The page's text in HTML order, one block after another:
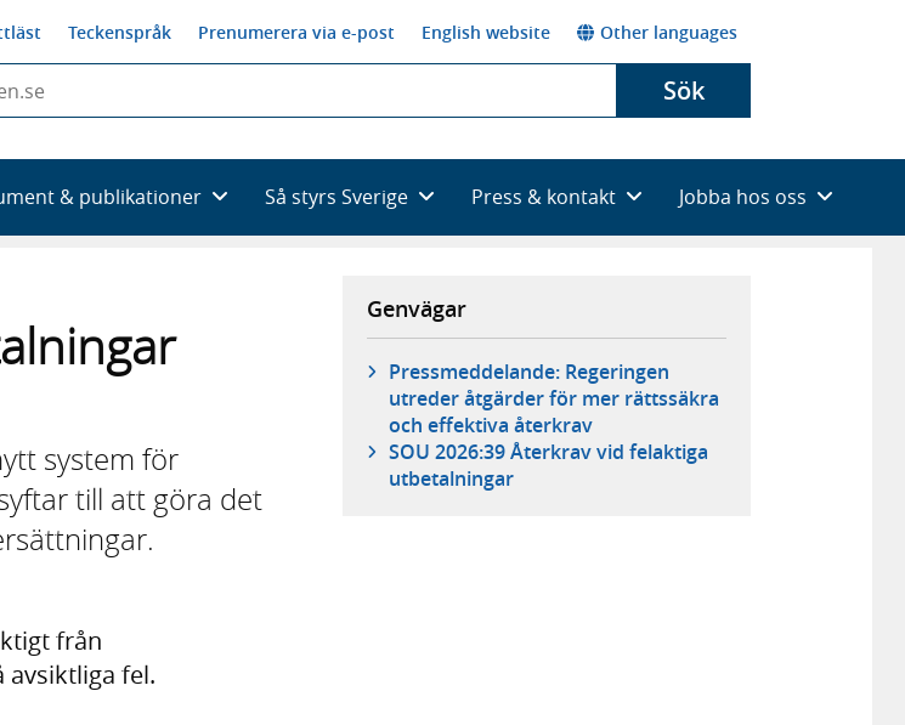
Teckenspråk Prenumerera via e-post English website Other languages
Sök
& publikationer Så styrs Sverige Press & kontakt Jobba hos oss
system för
till att göra det
från
avsiktliga fel.
Genvägar
Pressmeddelande: Regeringen
utreder åtgärder för mer rättssäkra
och effektiva återkrav
SOU 2026:39 Återkrav vid felaktiga
utbetalningar